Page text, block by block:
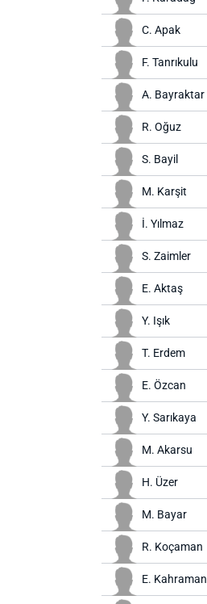
C. Apak
F. Tanrıkulu
A. Bayraktar
R. Oğuz
S. Bayil
M. Karşit
İ. Yılmaz
S. Zaimler
E. Aktaş
Y. Işık
T. Erdem
E. Özcan
Y. Sarıkaya
M. Akarsu
H. Üzer
M. Bayar
R. Koçaman
E. Kahraman